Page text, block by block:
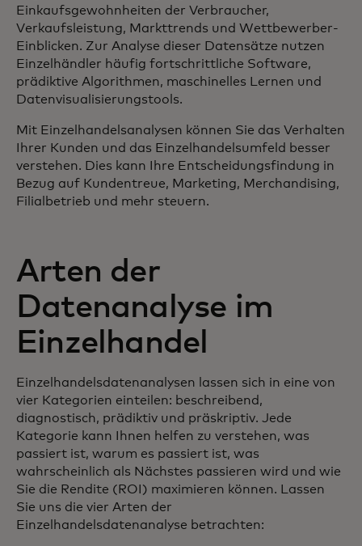
Einkaufsgewohnheiten der Verbraucher,
Verkaufsleistung, Markttrends und Wettbewerber-
Einblicken. Zur Analyse dieser Datensätze nutzen
Einzelhändler häufig fortschrittliche Software,
prädiktive Algorithmen, maschinelles Lernen und
Datenvisualisierungstools.
Mit Einzelhandelsanalysen können Sie das Verhalten
Ihrer Kunden und das Einzelhandelsumfeld besser
verstehen. Dies kann Ihre Entscheidungsfindung in
Bezug auf Kundentreue, Marketing, Merchandising,
Filialbetrieb und mehr steuern.
Arten der
Datenanalyse im
Einzelhandel
Einzelhandelsdatenanalysen lassen sich in eine von
vier Kategorien einteilen: beschreibend,
diagnostisch, prädiktiv und präskriptiv. Jede
Kategorie kann Ihnen helfen zu verstehen, was
passiert ist, warum es passiert ist, was
wahrscheinlich als Nächstes passieren wird und wie
Sie die Rendite (ROI) maximieren können. Lassen
Sie uns die vier Arten der
Einzelhandelsdatenanalyse betrachten: